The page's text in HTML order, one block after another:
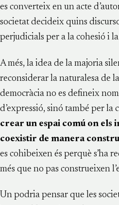
es converteix en un acte
societat decideix quins
perjudicials per a la cohesió i
A més, la idea de la majoria
reconsiderar la naturalesa de
democràcia no es defineix
d’expressió, sinó també per la
crear un espai comú on els
coexistir de manera
es cohibeixen és perquè s’ha
més que no pas construeixen
Un podria pensar que les